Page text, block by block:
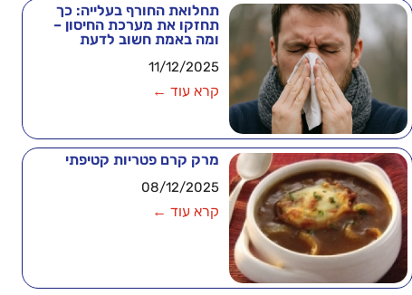
תחלואת החורף בעלייה: כך
תחזקו את מערכת החיסון –
ומה באמת חשוב לדעת
11/12/2025
קרא עוד ←
מרק קרם פטריות קטיפתי
08/12/2025
קרא עוד ←